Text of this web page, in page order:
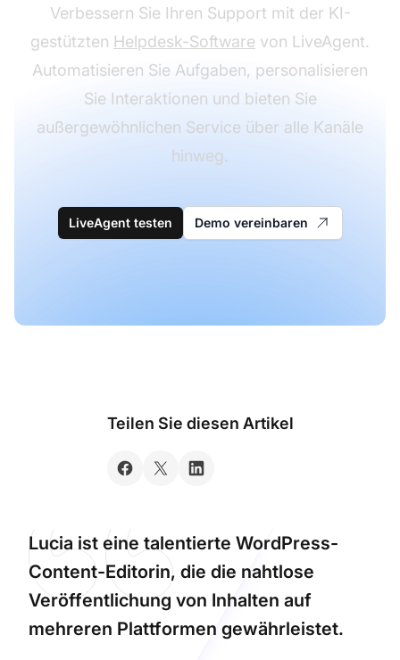
Verbessern Sie Ihren Support mit der KI-
gestützten Helpdesk-Software von LiveAgent.
Automatisieren Sie Aufgaben, personalisieren
Sie Interaktionen und bieten Sie
außergewöhnlichen Service über alle Kanäle
hinweg.
LiveAgent testen Demo vereinbaren
Teilen Sie diesen Artikel
Lucia ist eine talentierte WordPress-
Content-Editorin, die die nahtlose
Veröffentlichung von Inhalten auf
mehreren Plattformen gewährleistet.